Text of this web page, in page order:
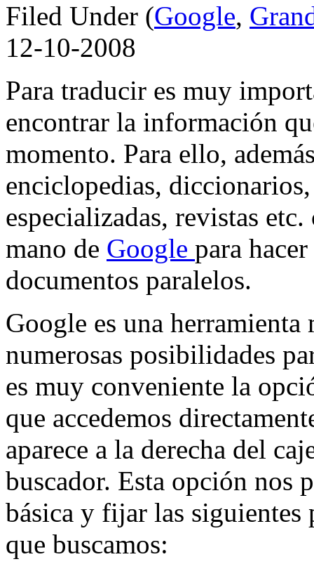
Filed Under (Google,
12-10-2008
Para traducir es muy
encontrar la información
momento. Para ello,
enciclopedias,
especializadas, revistas
mano de Google para
documentos paralelos.
Google es una
numerosas posibilidades
es muy conveniente la
que accedemos
aparece a la derecha del
buscador. Esta opción nos
básica y fijar las siguientes
que buscamos: